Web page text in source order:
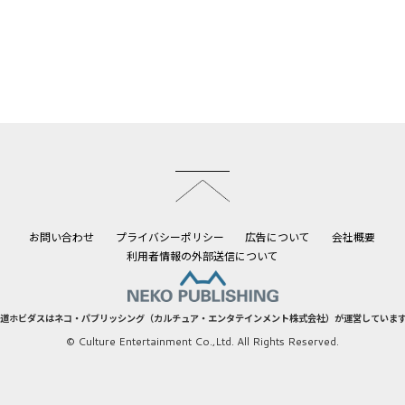
お問い合わせ プライバシーポリシー 広告について
会社概要
利用者情報の外部送信について
ホビダスはネコ・パブリッシング（カルチュア・エンタテインメント株式会社）が運営していま
© Culture Entertainment Co.,Ltd. All Rights Reserved.